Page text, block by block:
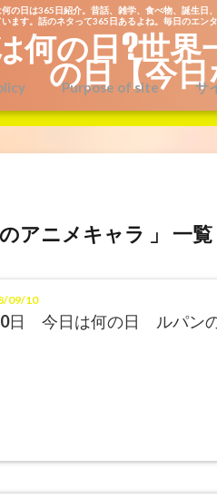
日は365日紹介。昔話、雑学、食べ物、誕生
います。話のネタって365日あるよね。毎日のエ
何の日?世界
の日【今
Purpose of site サ
アニメキャラ 」 一覧
09/10
日 今日は何の日 ルパンの